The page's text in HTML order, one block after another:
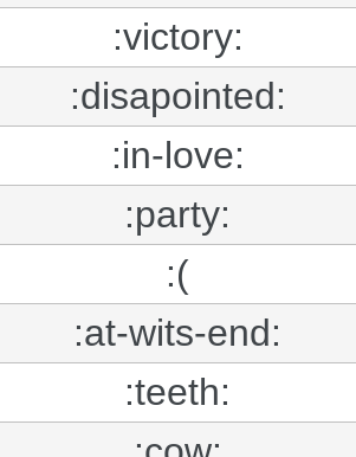
:victory:
:disapointed:
:in-love:
:party:
:(
:at-wits-end:
:teeth: